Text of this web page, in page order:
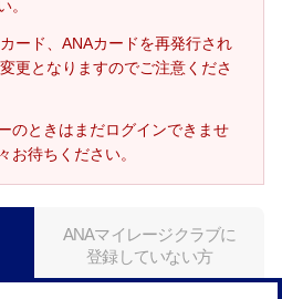
。
ード、ANAカードを再発行され
更となりますのでご注意くださ
のときはまだログインできませ
お待ちください。
ANAマイレージクラブに
登録していない方